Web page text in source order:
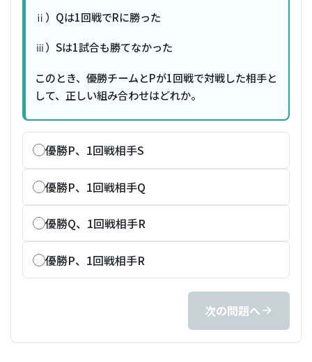
ⅱ）Qは1回戦でRに勝った
ⅲ）Sは1試合も勝てなかった
このとき、優勝チームとPが1回戦で対戦した相手と
して、正しい組み合わせはどれか。
優勝P、1回戦相手S
優勝P、1回戦相手Q
優勝Q、1回戦相手R
優勝P、1回戦相手R
次の問題へ